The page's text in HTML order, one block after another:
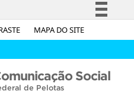
MAPA DO SITE
Simplifique!
Acesso à informaçãoSocial
de Pelotas